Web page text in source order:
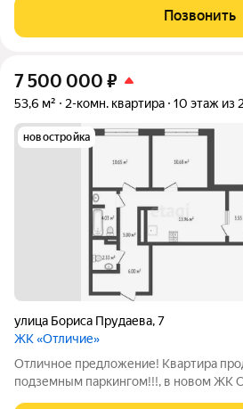
планировкой, формата 2+. Квартира
гостиной площадью 18 кв.м с
Позвонить
7 500 000 ₽
53,6 м² 2-комн. квартира 10 этаж из
новостройка
улица Бориса Прудаева,7
ЖК «Отличие»
Отличное предложение! Квартира
подземным паркингом!!!, в новом ЖК